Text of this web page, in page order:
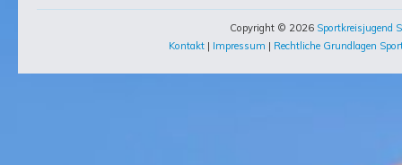
Copyright © 2026 Sportkreisjugend
Kontakt | Impressum | Rechtliche Grundlagen